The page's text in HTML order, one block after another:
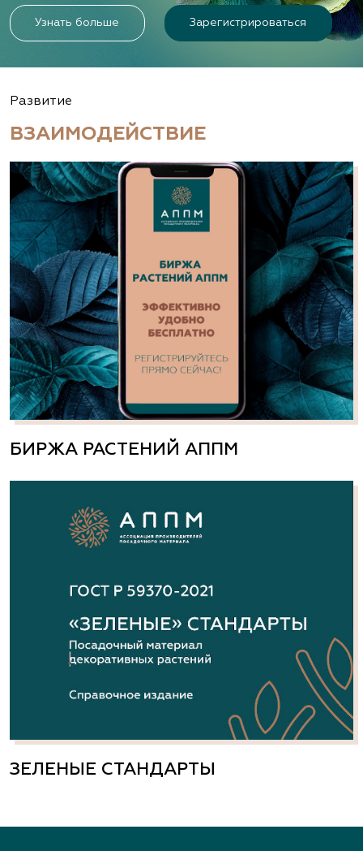
Узнать больше Зарегистрироваться
Развитие
ВЗАИМОДЕЙСТВИЕ
БИРЖА РАСТЕНИЙ АППМ
ЗЕЛЕНЫЕ СТАНДАРТЫ